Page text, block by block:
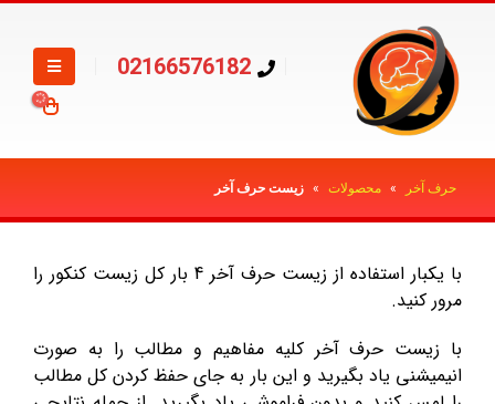
02166576182
حرف آخر » محصولات » زیست حرف آخر
با یکبار استفاده از زیست حرف آخر 4 بار کل زیست کنکور را
مرور کنید.
با زیست حرف آخر کلیه مفاهیم و مطالب را به صورت
انیمیشنی یاد بگیرید و این بار به جای حفظ کردن کل مطالب